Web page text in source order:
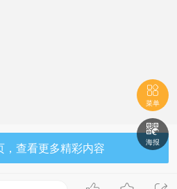
，查看更多精彩内容

菜单

海报